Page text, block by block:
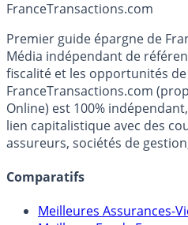
Accéder au simulateur
FranceTransactions.com
Premier guide épargne de
Média indépendant de
fiscalité et les opportunités
FranceTransactions.com
Online) est 100%
lien capitalistique avec des